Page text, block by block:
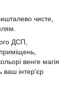
чисте,
ДСП,
венге магія
ваш інтер'єр